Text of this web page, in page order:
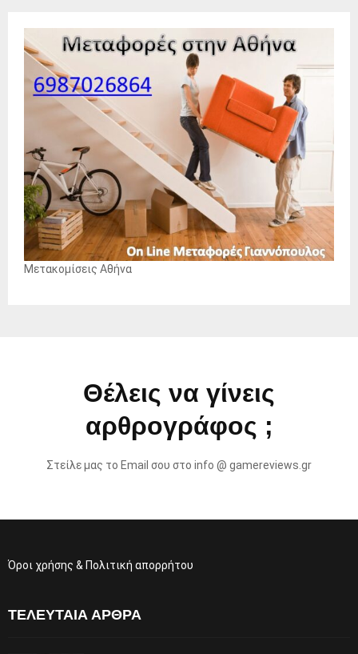
Μετακομίσεις Αθήνα
Θέλεις να γίνεις
αρθρογράφος ;
Στείλε μας το Email σου στο info @ gamereviews.gr
Όροι χρήσης & Πολιτική απορρήτου
ΤΕΛΕΥΤΑΊΑ ΆΡΘΡΑ